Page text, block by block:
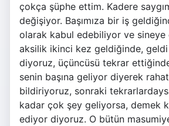
çokça şüphe ettim. Kadere
değişiyor. Başımıza bir iş
olarak kabul edebiliyor ve sineye
aksilik ikinci kez geldiğinde,
diyoruz, üçüncüsü tekrar
senin başına geliyor diyerek
bildiriyoruz, sonraki
kadar çok şey geliyorsa, demek
ediyor diyoruz. O bütün